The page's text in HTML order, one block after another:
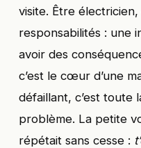
visite. Être
responsabilités : une
avoir des
c’est le cœur d’une
défaillant, c’est toute
problème. La petite
répétait sans cesse :